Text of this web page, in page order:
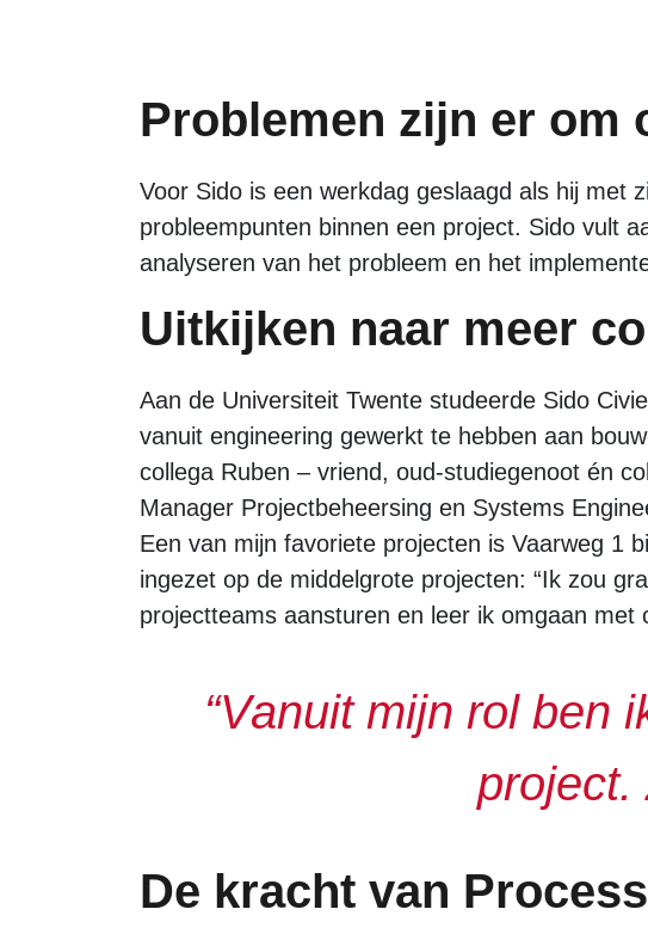
Problemen zijn er om
Voor Sido is een werkdag geslaagd als hij met
probleempunten binnen een project. Sido vult
analyseren van het probleem en het
Uitkijken naar meer
Aan de Universiteit Twente studeerde Sido
vanuit engineering gewerkt te hebben aan
collega Ruben – vriend, oud-studiegenoot én
Manager Projectbeheersing en Systems
Een van mijn favoriete projecten is Vaarweg 1
ingezet op de middelgrote projecten: “Ik zou
projectteams aansturen en leer ik omgaan met
“Vanuit mijn rol ben
project.
De kracht van